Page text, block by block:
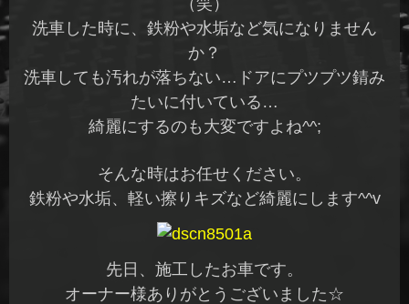
（笑）
洗車した時に、鉄粉や水垢など気になりません
か？
洗車しても汚れが落ちない…ドアにプツプツ錆み
たいに付いている…
綺麗にするのも大変ですよね^^;
そんな時はお任せください。
鉄粉や水垢、軽い擦りキズなど綺麗にします^^v
先日、施工したお車です。
オーナー様ありがとうございました☆